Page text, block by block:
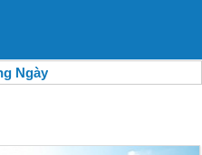
Ngày